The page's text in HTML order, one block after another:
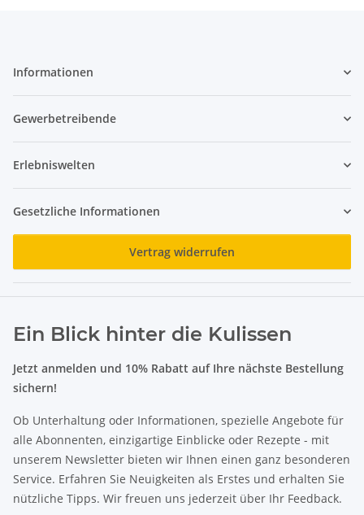
Informationen
Gewerbetreibende
Erlebniswelten
Gesetzliche Informationen
Vertrag widerrufen
Ein Blick hinter die Kulissen
Jetzt anmelden und 10% Rabatt auf Ihre nächste Bestellung
sichern!
Ob Unterhaltung oder Informationen, spezielle Angebote für
alle Abonnenten, einzigartige Einblicke oder Rezepte - mit
unserem Newsletter bieten wir Ihnen einen ganz besonderen
Service. Erfahren Sie Neuigkeiten als Erstes und erhalten Sie
nützliche Tipps. Wir freuen uns jederzeit über Ihr Feedback.